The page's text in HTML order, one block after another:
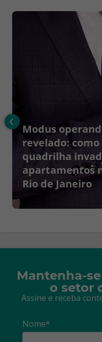
Modus
revelado: como
quadrilha
apartamentos
Rio de Janeiro
‹
Mantenha-
o setor
Assine e receba
Nome*